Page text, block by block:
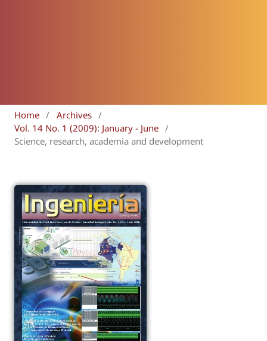
Home / Archives /
Vol. 14 No. 1 (2009): January - June /
Science, research, academia and development